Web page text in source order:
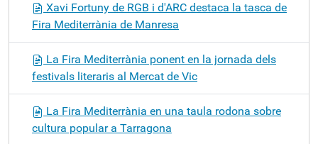
Xavi Fortuny de RGB i d'ARC destaca la tasca de
Fira Mediterrània de Manresa
La Fira Mediterrània ponent en la jornada dels
festivals literaris al Mercat de Vic
La Fira Mediterrània en una taula rodona sobre
cultura popular a Tarragona